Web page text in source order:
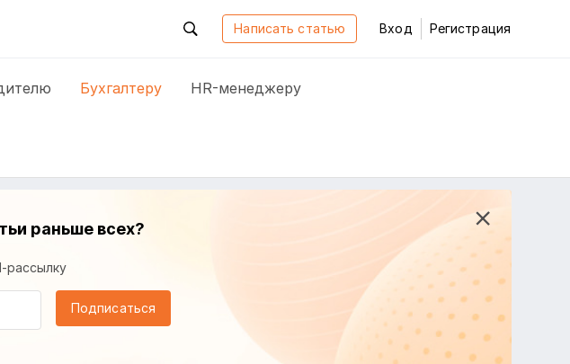
Написать статью Вход Регистрация
Бухгалтеру HR-менеджеру
раньше всех?
рассылку
Подписаться